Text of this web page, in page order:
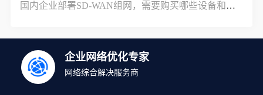
国内企业部署SD-WAN组网，需要购买哪些设备和服务？
企业网络优化专家
网络综合解决服务商